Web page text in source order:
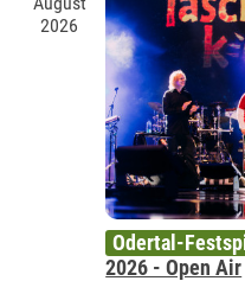
2026
Odertal-
2026 - Open Air